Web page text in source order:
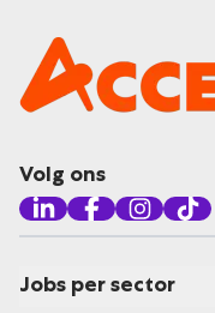
Volg ons
Jobs per sector